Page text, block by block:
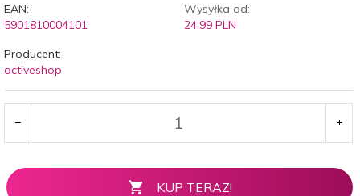
EAN:
5901810004101
Wysyłka od:
24.99 PLN
Producent:
activeshop
KUP TERAZ!